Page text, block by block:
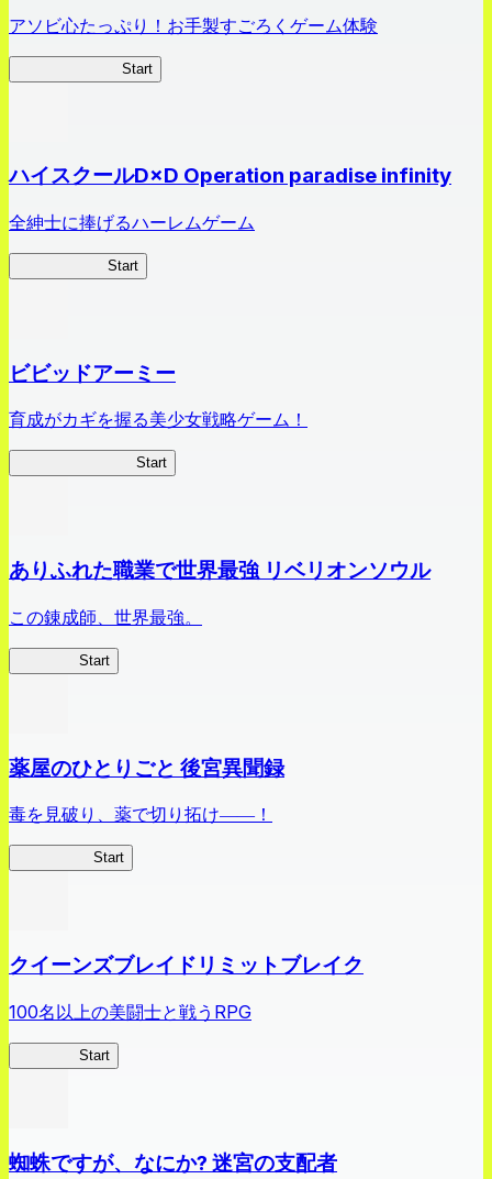
アソビ心たっぷり！お手製すごろくゲーム体験
Start
ハイスクールD×D Operation paradise infinity
全紳士に捧げるハーレムゲーム
Start
ビビッドアーミー
育成がカギを握る美少女戦略ゲーム！
Start
ありふれた職業で世界最強 リベリオンソウル
この錬成師、世界最強。
Start
薬屋のひとりごと 後宮異聞録
毒を見破り、薬で切り拓け――！
Start
クイーンズブレイドリミットブレイク
100名以上の美闘士と戦うRPG
Start
蜘蛛ですが、なにか? 迷宮の支配者